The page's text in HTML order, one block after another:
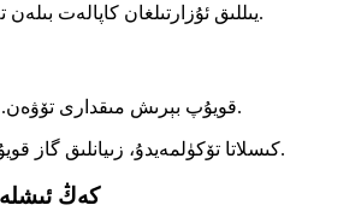
> 5 يىللىق ئۇزارتىلغان كاپالەت بىلەن تەمىنلەنگەن.
> CO2 قويۇپ بېرىش مىقدارى تۆۋەن. گاز يوق.
> كىسلاتا تۆكۈلمەيدۇ، زىيانلىق گاز قويۇپ بېرىلمەيدۇ.
كەڭ